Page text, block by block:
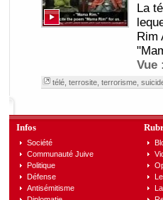
La
Rim
Vue :
télé, terrosite, terrorisme,
Infos
Société
Communauté Juive
Politique
Défense
Antisémitisme